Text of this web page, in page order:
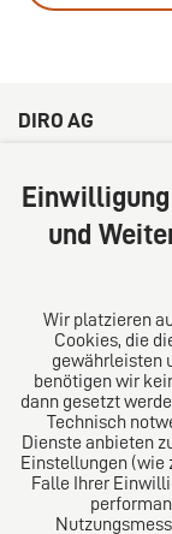
DIRO AG
20354 Hamburg
Deutschland
Tel: +49 (0) 40
Über uns
Das Kanzlei-
Welt. Für den
Folgen Sie uns
und
Wir platzieren
Cookies, die
gewährleisten
benötigen wir
dann gesetzt
Technisch
Dienste anbieten
Einstellungen (wie
Falle Ihrer